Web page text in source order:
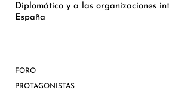
Diplomático y a las organizaciones
España
FORO
PROTAGONISTAS